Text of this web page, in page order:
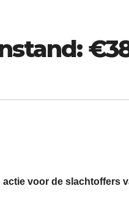
voor de slachtoffers